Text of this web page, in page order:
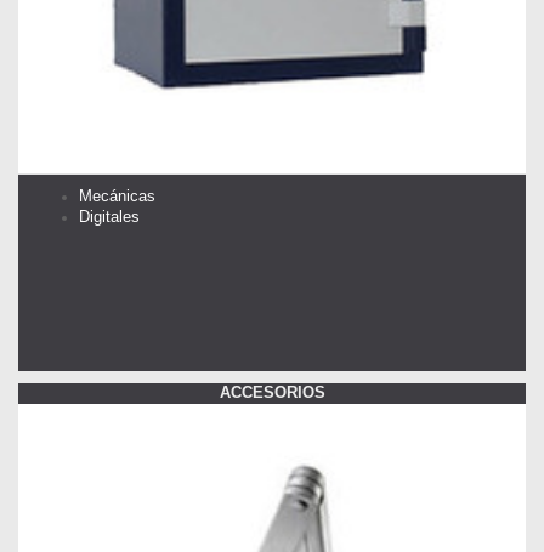
Mecánicas
Digitales
ACCESORIOS